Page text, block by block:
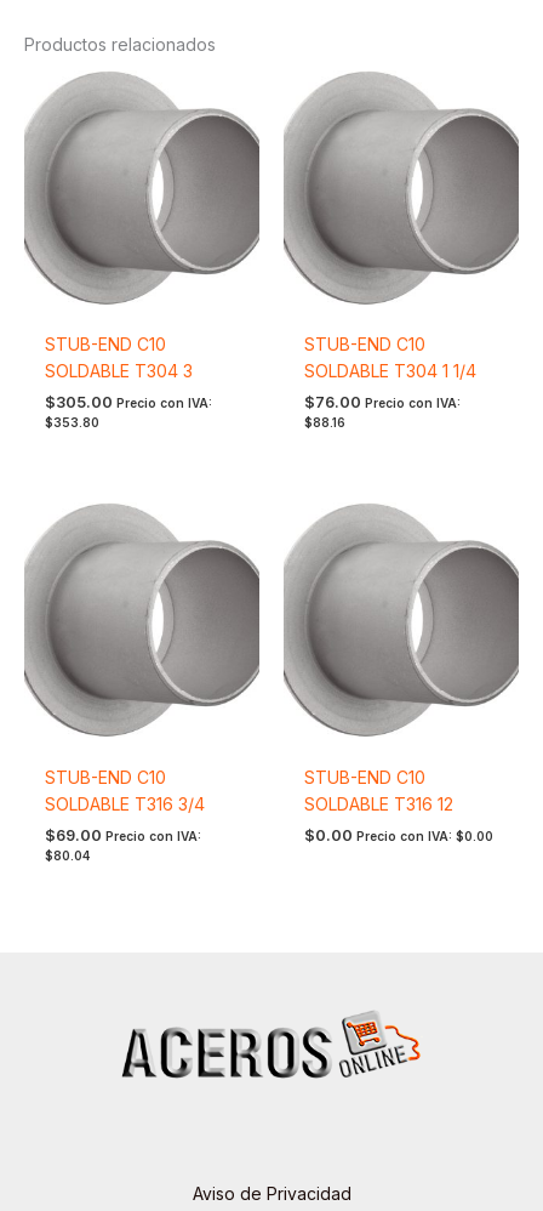
Productos relacionados
STUB-END C10
SOLDABLE T304 3
$305.00 Precio con IVA:
$353.80
STUB-END C10
SOLDABLE T304 1 1/4
$76.00 Precio con IVA:
$88.16
STUB-END C10
SOLDABLE T316 3/4
$69.00 Precio con IVA:
$80.04
STUB-END C10
SOLDABLE T316 12
$0.00 Precio con IVA: $0.00
Aviso de Privacidad